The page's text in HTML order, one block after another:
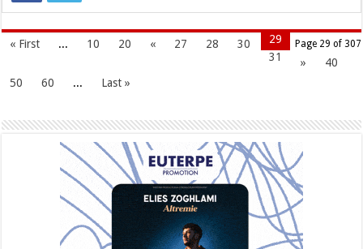
Page 29 of 307
« First ... 10 20 « 27 28 29
30
31
»
40
50
60 ... Last »